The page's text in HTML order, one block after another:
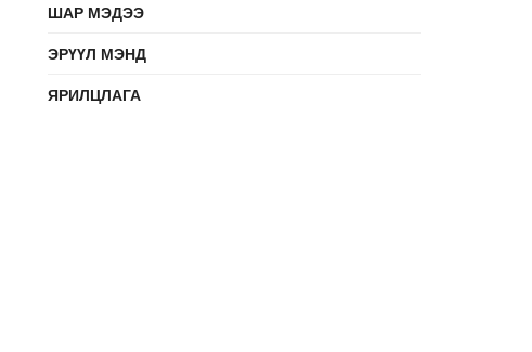
ШАР МЭДЭЭ
ЭРҮҮЛ МЭНД
ЯРИЛЦЛАГА